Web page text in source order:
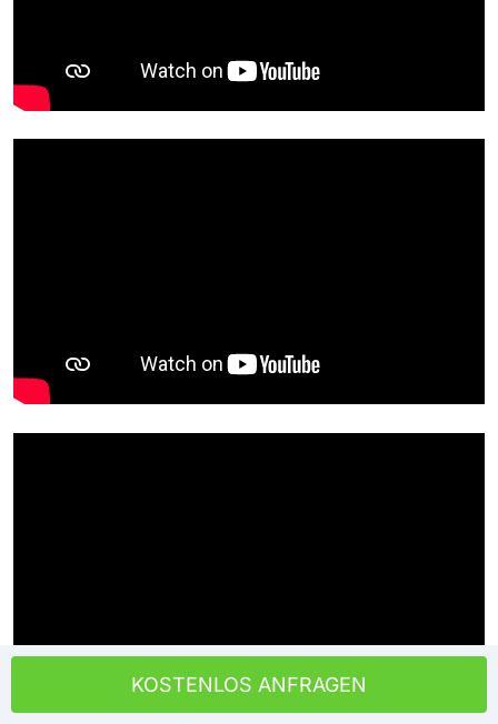
KOSTENLOS ANFRAGEN